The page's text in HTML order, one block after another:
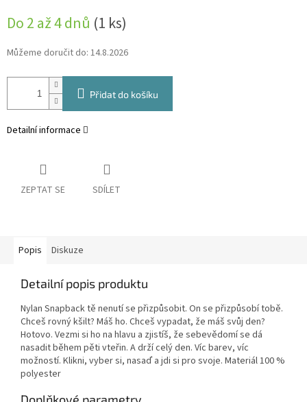
cena:
Do 2 až 4 dnů (1 ks)
Můžeme doručit do: 14.8.2026
Přidat do košíku
Detailní informace
ZEPTAT SE SDÍLET
Popis Diskuze
Detailní popis produktu
Nylan Snapback tě nenutí se přizpůsobit. On se přizpůsobí tobě.
Chceš rovný kšilt? Máš ho. Chceš vypadat, že máš svůj den?
Hotovo. Vezmi si ho na hlavu a zjistíš, že sebevědomí se dá
nasadit během pěti vteřin. A drží celý den. Víc barev, víc
možností. Klikni, vyber si, nasaď a jdi si pro svoje. Materiál 100 %
polyester